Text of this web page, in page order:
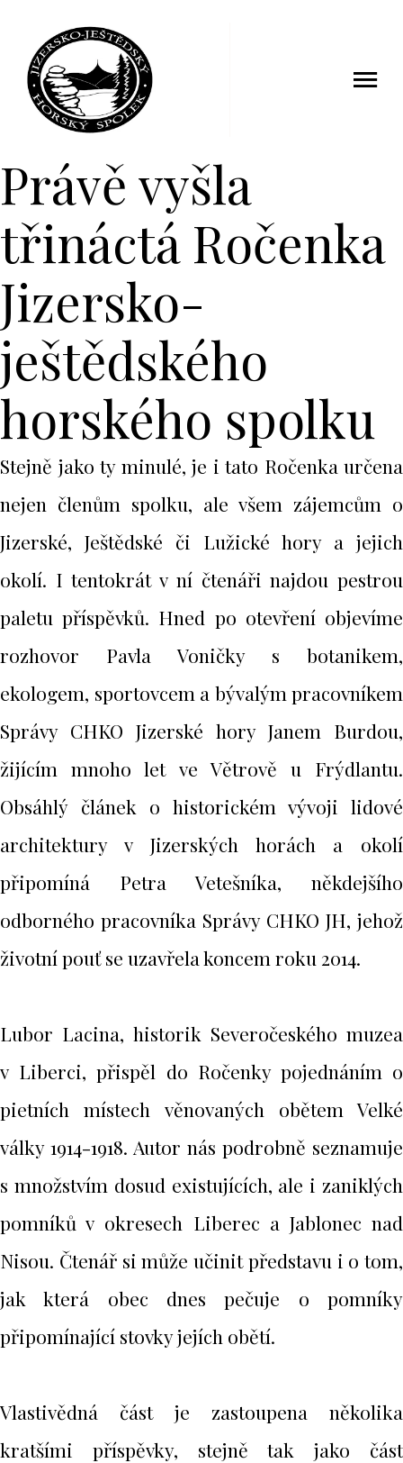
Právě vyšla
třináctá Ročenka
Jizersko-
ještědského
horského spolku
Stejně jako ty minulé, je i tato Ročenka určena
nejen členům spolku, ale všem zájemcům o
Jizerské, Ještědské či Lužické hory a jejich
okolí. I tentokrát v ní čtenáři najdou pestrou
paletu příspěvků. Hned po otevření objevíme
rozhovor Pavla Voničky s botanikem,
ekologem, sportovcem a bývalým pracovníkem
Správy CHKO Jizerské hory Janem Burdou,
žijícím mnoho let ve Větrově u Frýdlantu.
Obsáhlý článek o historickém vývoji lidové
architektury v Jizerských horách a okolí
připomíná Petra Vetešníka, někdejšího
odborného pracovníka Správy CHKO JH, jehož
životní pouť se uzavřela koncem roku 2014.
Lubor Lacina, historik Severočeského muzea
v Liberci, přispěl do Ročenky pojednáním o
pietních místech věnovaných obětem Velké
války 1914-1918. Autor nás podrobně seznamuje
s množstvím dosud existujících, ale i zaniklých
pomníků v okresech Liberec a Jablonec nad
Nisou. Čtenář si může učinit představu i o tom,
jak která obec dnes pečuje o pomníky
připomínající stovky jejích obětí.
Vlastivědná část je zastoupena několika
kratšími příspěvky, stejně tak jako část